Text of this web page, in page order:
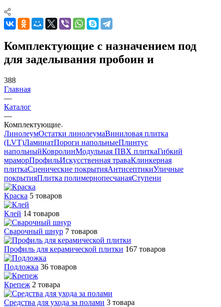
Комплектующие с назначением под
для заделывания пробоин и
388
Главная
—
Каталог
—
Комплектующие
ЛинолеумОстатки линолеумаВиниловая плитка
(LVT)ЛаминатПороги напольныеПлинтус
напольныйКовролинМодульная ПВХ плиткаГибкий
мраморПрофильИскусственная траваКлинкерная
плиткаСценические покрытияАнтисептикиУличные
покрытияПлитка полимернопесчанаяСтупени
Краска 5 товаров
Клей 14 товаров
Сварочный шнур 7 товаров
Профиль для керамической плитки 167 товаров
Подложка 36 товаров
Крепеж 2 товара
Средства для ухода за полами 3 товара